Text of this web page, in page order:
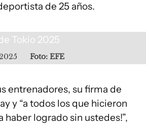
de 25 años.
Foto: EFE
entrenadores, su firma de
y “a todos los que hicieron
haber logrado sin ustedes!”,